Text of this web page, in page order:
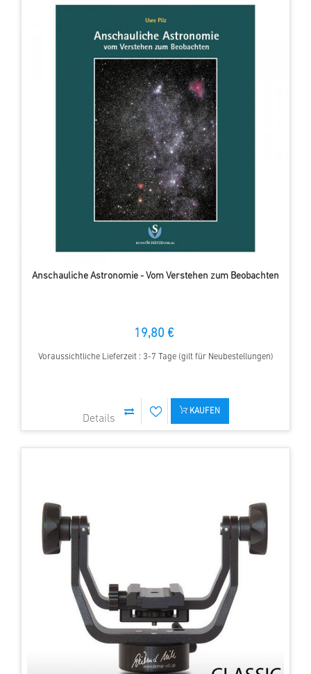
Anschauliche Astronomie - Vom Verstehen zum Beobachten
19,80 €
Voraussichtliche Lieferzeit : 3-7 Tage (gilt für Neubestellungen)
KAUFEN